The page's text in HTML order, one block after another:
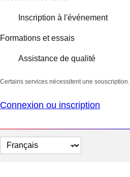
Inscription à l'événement
Formations et essais
Assistance de qualité
Certains services nécessitent une souscription.
Connexion ou inscription
Changer
la